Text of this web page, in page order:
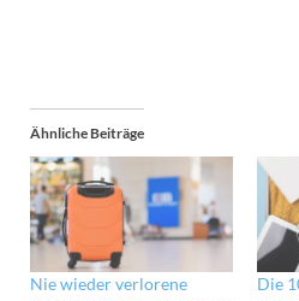
Ähnliche Beiträge
Nie wieder verlorene
Die